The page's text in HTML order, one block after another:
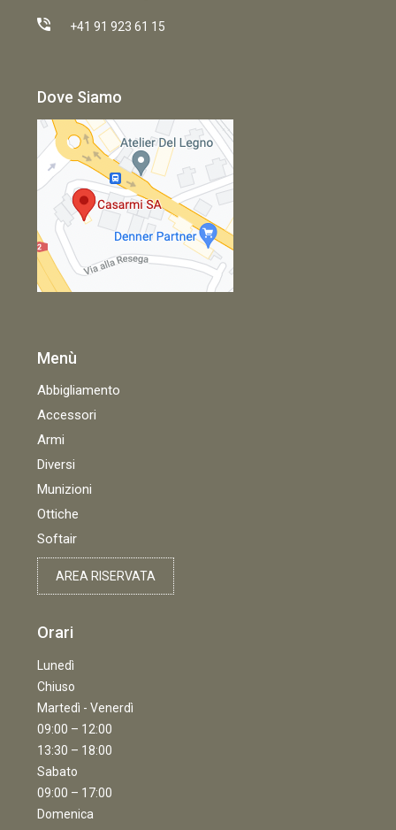
+41 91 923 61 15
Dove Siamo
Menù
Abbigliamento
Accessori
Armi
Diversi
Munizioni
Ottiche
Softair
AREA RISERVATA
Orari
Lunedì
Chiuso
Martedì - Venerdì
09:00 – 12:00
13:30 – 18:00
Sabato
09:00 – 17:00
Domenica